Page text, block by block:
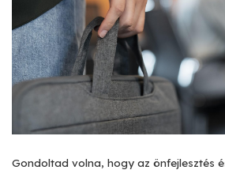
Gondoltad volna, hogy az önfejlesztés